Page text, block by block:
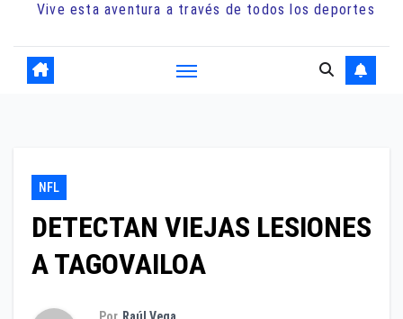
Vive esta aventura a través de todos los deportes
NFL
DETECTAN VIEJAS LESIONES
A TAGOVAILOA